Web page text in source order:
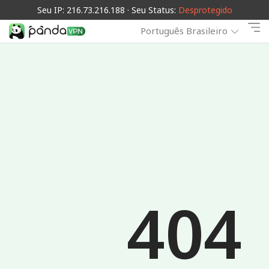
Seu IP: 216.73.216.188 · Seu Status: Desprotegido
Português Brasileiro
404